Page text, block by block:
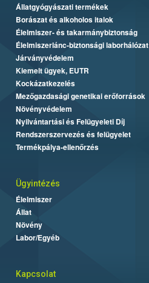
Állatgyógyászati termékek
Borászat és alkoholos italok
Élelmiszer- és takarmánybiztonság
Élelmiszerlánc-biztonsági laborhálózat
Járványvédelem
Kiemelt ügyek, EUTR
Kockázatkezelés
Mezőgazdasági genetikai erőforrások
Növényvédelem
Nyilvántartási és Felügyeleti Díj
Rendszerszervezés és felügyelet
Termékpálya-ellenőrzés
Ügyintézés
Élelmiszer
Állat
Növény
Labor/Egyéb
Kapcsolat